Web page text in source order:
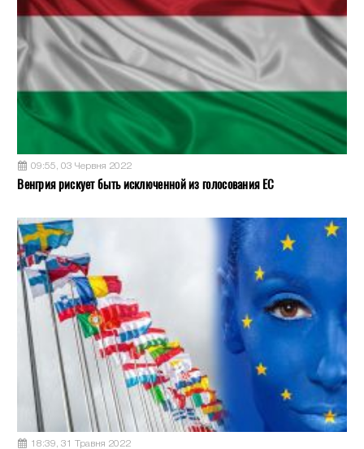
09:55, 03 Червня 2022
Венгрия рискует быть исключенной из голосования ЕС
18:39, 31 Травня 2022